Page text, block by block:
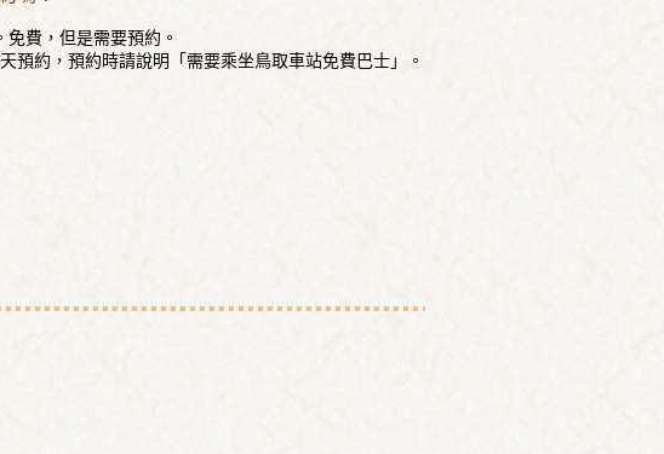
費，但是需要預約。
預約，預約時請說明「需要乘坐鳥取車站免費巴士」。